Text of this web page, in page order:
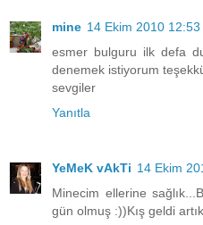
mine 14 Ekim 2010 12:53
esmer bulguru ilk defa
denemek istiyorum
sevgiler
Yanıtla
YeMeK vAkTi 14 Ekim
Minecim ellerine
gün olmuş :))Kış geldi